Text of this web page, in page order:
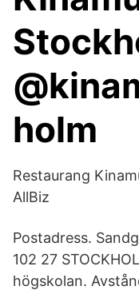
holm
Restaurang
AllBiz
Postadress.
102 27
högskolan.